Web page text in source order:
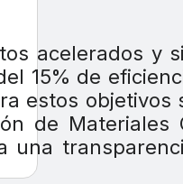
acelerados y
15% de
estos
de Materiales
una